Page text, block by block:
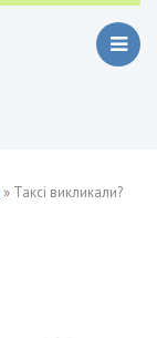
» Таксі викликали?